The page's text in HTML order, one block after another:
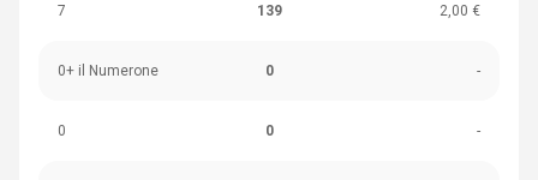
7 139 2,00 €
0+ il Numerone 0 -
0 0 -